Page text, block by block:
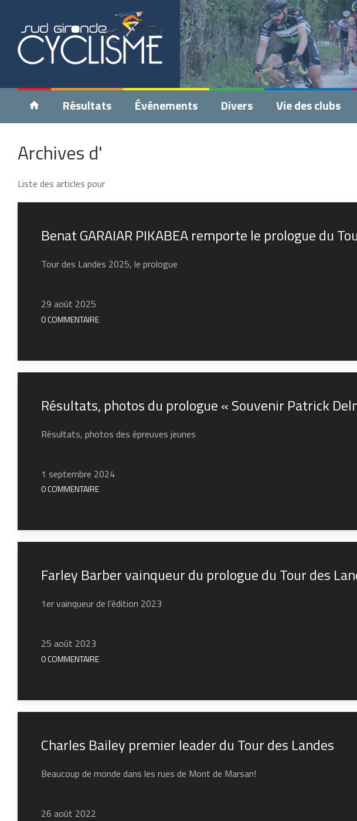
Résultats Événements Divers Vie des clubs
Archives d'
Liste des articles pour
Benat GARAIAR PIKABEA remporte le prologue du
Tour des Landes 2025, le prologue
29 août 2025
0 COMMENTAIRE
Résultats, photos du prologue « Souvenir Patrick
Résultats, photos des épreuves jeunes
1 septembre 2024
0 COMMENTAIRE
Farley Barber vainqueur du prologue du Tour des
1er vainqueur de l’édition 2023
25 août 2023
0 COMMENTAIRE
Charles Bailey premier leader du Tour des Landes
Beaucoup de monde dans les rues de Mont de Marsan!
26 août 2022